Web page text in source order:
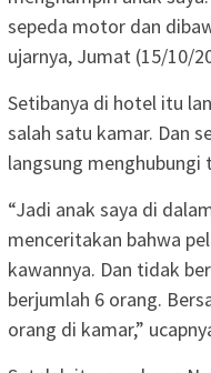
sepeda motor dan
ujarnya, Jumat (15/10/
Setibanya di hotel itu
salah satu kamar. Dan
langsung menghubungi
“Jadi anak saya di
menceritakan bahwa
kawannya. Dan tidak
berjumlah 6 orang.
orang di kamar,”